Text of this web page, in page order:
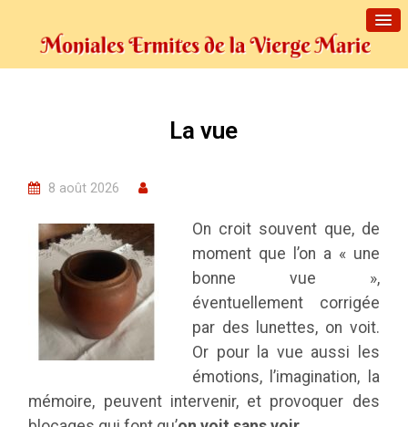
La vue
8 août 2026
On croit souvent que, de
moment que l’on a « une
bonne vue »,
éventuellement corrigée
par des lunettes, on voit.
Or pour la vue aussi les
émotions, l’imagination, la
mémoire, peuvent intervenir, et provoquer des